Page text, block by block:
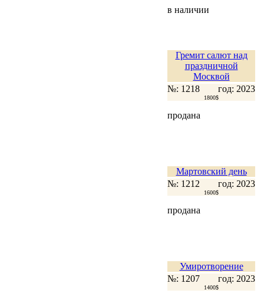
в наличии
Гремит салют над
праздничной
Москвой
№: 1218
год: 2023
1800$
продана
Мартовский день
№: 1212
год: 2023
1600$
продана
Умиротворение
№: 1207
год: 2023
1400$